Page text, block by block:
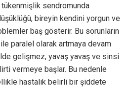
sendromunda
bireyin kendini yorgun ve
baş gösterir. Bu sorunların
paralel olarak artmaya devam
gelişmez, yavaş yavaş ve sinsi
vermeye başlar. Bu nedenle
hastalık belirli bir şiddete